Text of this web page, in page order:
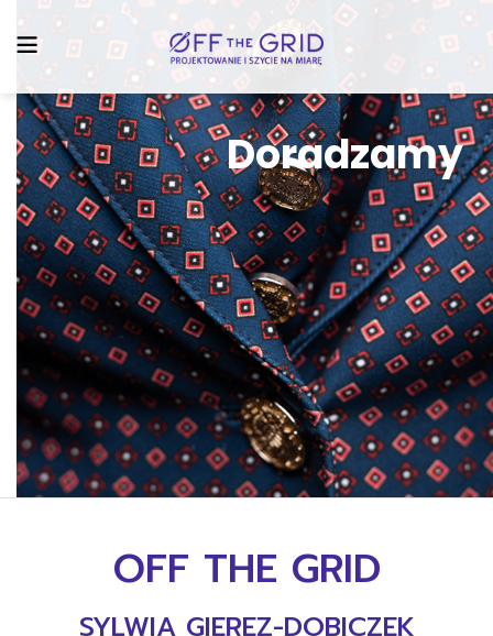
Doradzamy
OFF THE GRID
SYLWIA GIEREZ-DOBICZEK